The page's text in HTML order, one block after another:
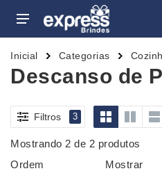
Inicial Categorias
Descanso de
Filtros 3
Mostrando 2 de 2 produtos
Ordem
Mostrar